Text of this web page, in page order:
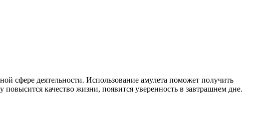
сфере деятельности. Использование амулета поможет получить
качество жизни, появится уверенность в завтрашнем дне.